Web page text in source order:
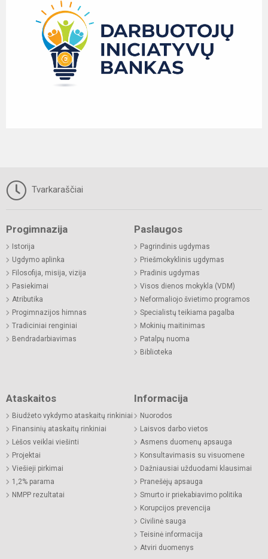
Tvarkaraščiai
Progimnazija
Istorija
Ugdymo aplinka
Filosofija, misija, vizija
Pasiekimai
Atributika
Progimnazijos himnas
Tradiciniai renginiai
Bendradarbiavimas
Paslaugos
Pagrindinis ugdymas
Priešmokyklinis ugdymas
Pradinis ugdymas
Visos dienos mokykla (VDM)
Neformaliojo švietimo programos
Specialistų teikiama pagalba
Mokinių maitinimas
Patalpų nuoma
Biblioteka
Ataskaitos
Biudžeto vykdymo ataskaitų rinkiniai
Finansinių ataskaitų rinkiniai
Lėšos veiklai viešinti
Projektai
Viešieji pirkimai
1,2% parama
NMPP rezultatai
Informacija
Nuorodos
Laisvos darbo vietos
Asmens duomenų apsauga
Konsultavimasis su visuomene
Dažniausiai užduodami klausimai
Pranešėjų apsauga
Smurto ir priekabiavimo politika
Korupcijos prevencija
Civilinė sauga
Teisinė informacija
Atviri duomenys